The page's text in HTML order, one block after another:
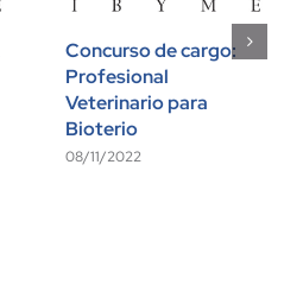
Concurso de cargo:
Profesional
Veterinario para
Bioterio
08/11/2022